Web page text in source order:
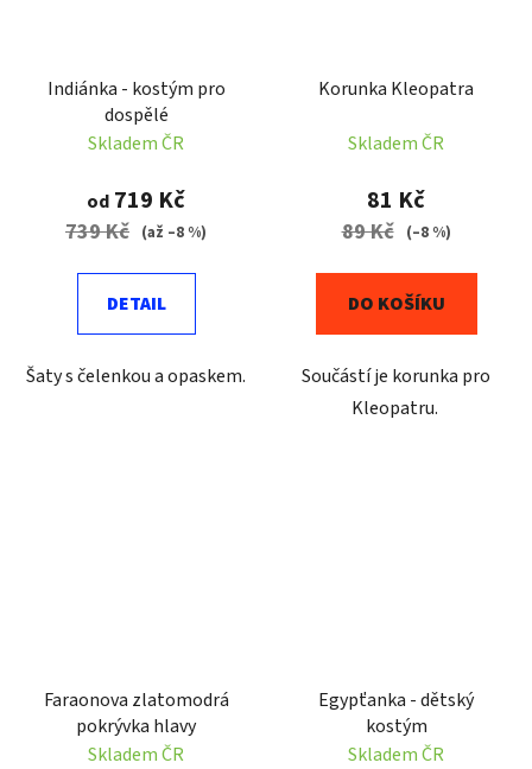
Indiánka - kostým pro
dospělé
Skladem ČR
od 719 Kč
739 Kč (až –8 %)
DETAIL
Šaty s čelenkou a opaskem.
Korunka Kleopatra
Skladem ČR
81 Kč
89 Kč (–8 %)
DO KOŠÍKU
Součástí je korunka pro
Kleopatru.
Faraonova zlatomodrá
pokrývka hlavy
Skladem ČR
Egypťanka - dětský
kostým
Skladem ČR